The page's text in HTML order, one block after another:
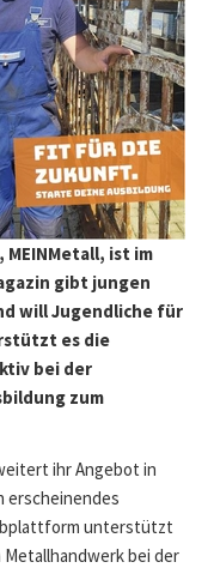
ist im
gibt jungen
will Jugendliche für
es die
bei der
zum
ihr Angebot in
erscheinendes
unterstützt
bei der